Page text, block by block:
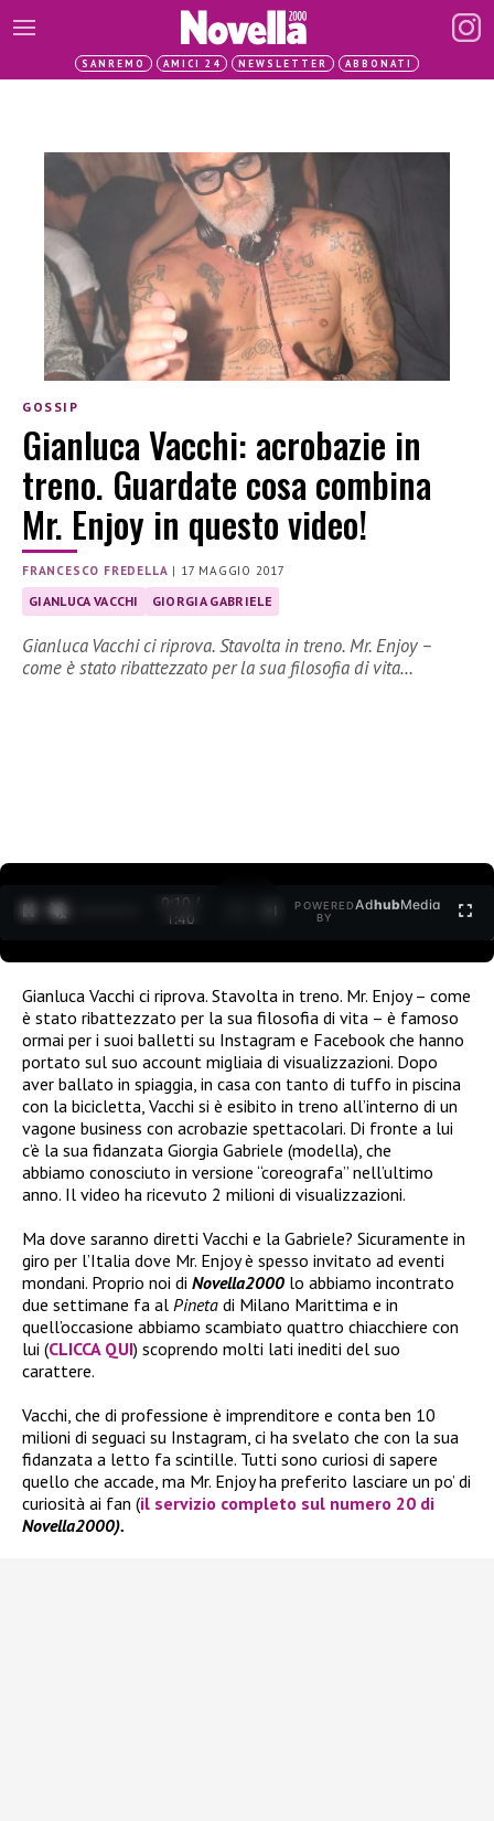
SANREMO AMICI 24 NEWSLETTER ABBONATI
GOSSIP
Gianluca Vacchi: acrobazie in
treno. Guardate cosa combina
Mr. Enjoy in questo video!
FRANCESCO FREDELLA | 17 MAGGIO 2017
GIANLUCA VACCHI GIORGIA GABRIELE
Gianluca Vacchi ci riprova. Stavolta in treno. Mr. Enjoy –
come è stato ribattezzato per la sua filosofia di vita…
0:11 /
1:40
POWERED
BY
AdhubMedia
Gianluca Vacchi ci riprova. Stavolta in treno. Mr. Enjoy – come
è stato ribattezzato per la sua filosofia di vita – è famoso
ormai per i suoi balletti su Instagram e Facebook che hanno
portato sul suo account migliaia di visualizzazioni. Dopo
aver ballato in spiaggia, in casa con tanto di tuffo in piscina
con la bicicletta, Vacchi si è esibito in treno all’interno di un
vagone business con acrobazie spettacolari. Di fronte a lui
c’è la sua fidanzata Giorgia Gabriele (modella), che
abbiamo conosciuto in versione “coreografa” nell’ultimo
anno. Il video ha ricevuto 2 milioni di visualizzazioni.
Ma dove saranno diretti Vacchi e la Gabriele? Sicuramente in
giro per l’Italia dove Mr. Enjoy è spesso invitato ad eventi
mondani. Proprio noi di Novella2000 lo abbiamo incontrato
due settimane fa al Pineta di Milano Marittima e in
quell’occasione abbiamo scambiato quattro chiacchiere con
lui (CLICCA QUI) scoprendo molti lati inediti del suo
carattere.
Vacchi, che di professione è imprenditore e conta ben 10
milioni di seguaci su Instagram, ci ha svelato che con la sua
fidanzata a letto fa scintille. Tutti sono curiosi di sapere
quello che accade, ma Mr. Enjoy ha preferito lasciare un po’ di
curiosità ai fan (il servizio completo sul numero 20 di
Novella2000).